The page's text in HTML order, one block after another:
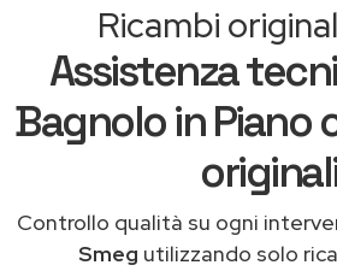
Ricambi
Assistenza
Bagnolo in Piano
Controllo qualità su ogni
Smeg utilizzando solo